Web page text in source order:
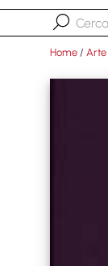
Home / Arte